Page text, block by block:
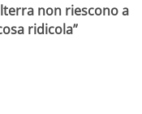
non riescono a
ridicola”